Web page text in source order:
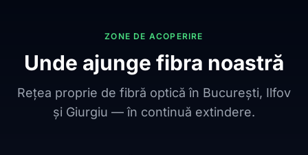
ZONE DE ACOPERIRE
Unde ajunge fibra noastră
Rețea proprie de fibră optică în București, Ilfov
și Giurgiu — în continuă extindere.